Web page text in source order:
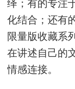
绎；有的专注
化结合；还有
限量版收藏系
在讲述自己的
情感连接。